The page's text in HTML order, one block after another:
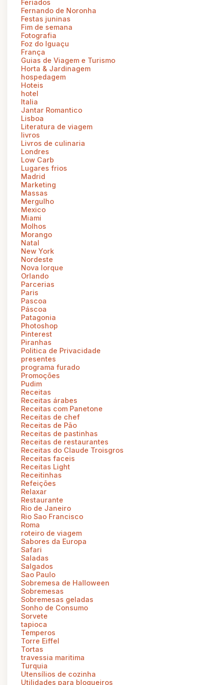
Feriados
Fernando de Noronha
Festas juninas
Fim de semana
Fotografia
Foz do Iguaçu
França
Guias de Viagem e Turismo
Horta & Jardinagem
hospedagem
Hoteis
hotel
Italia
Jantar Romantico
Lisboa
Literatura de viagem
livros
Livros de culinaria
Londres
Low Carb
Lugares frios
Madrid
Marketing
Massas
Mergulho
Mexico
Miami
Molhos
Morango
Natal
New York
Nordeste
Nova Iorque
Orlando
Parcerias
Paris
Pascoa
Páscoa
Patagonia
Photoshop
Pinterest
Piranhas
Politica de Privacidade
presentes
programa furado
Promoções
Pudim
Receitas
Receitas árabes
Receitas com Panetone
Receitas de chef
Receitas de Pão
Receitas de pastinhas
Receitas de restaurantes
Receitas do Claude Troisgros
Receitas faceis
Receitas Light
Receitinhas
Refeições
Relaxar
Restaurante
Rio de Janeiro
Rio Sao Francisco
Roma
roteiro de viagem
Sabores da Europa
Safari
Saladas
Salgados
Sao Paulo
Sobremesa de Halloween
Sobremesas
Sobremesas geladas
Sonho de Consumo
Sorvete
tapioca
Temperos
Torre Eiffel
Tortas
travessia maritima
Turquia
Utensílios de cozinha
Utilidades para blogueiros